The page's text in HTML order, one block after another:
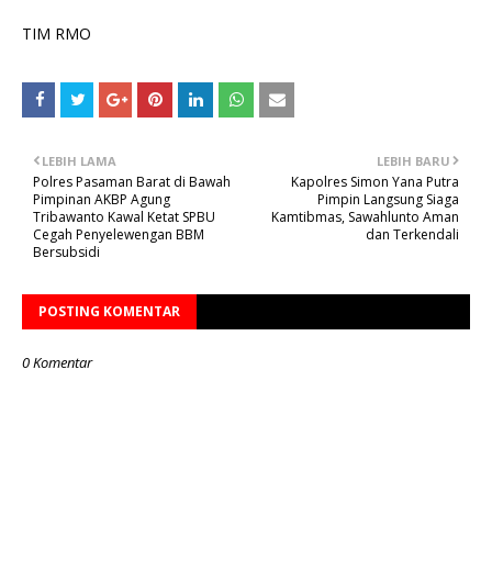
TIM RMO
LEBIH BARU
Kapolres Simon Yana Putra
Pimpin Langsung Siaga
Kamtibmas, Sawahlunto Aman
dan Terkendali
LEBIH LAMA
Polres Pasaman Barat di Bawah
Pimpinan AKBP Agung
Tribawanto Kawal Ketat SPBU
Cegah Penyelewengan BBM
Bersubsidi
POSTING KOMENTAR
0 Komentar